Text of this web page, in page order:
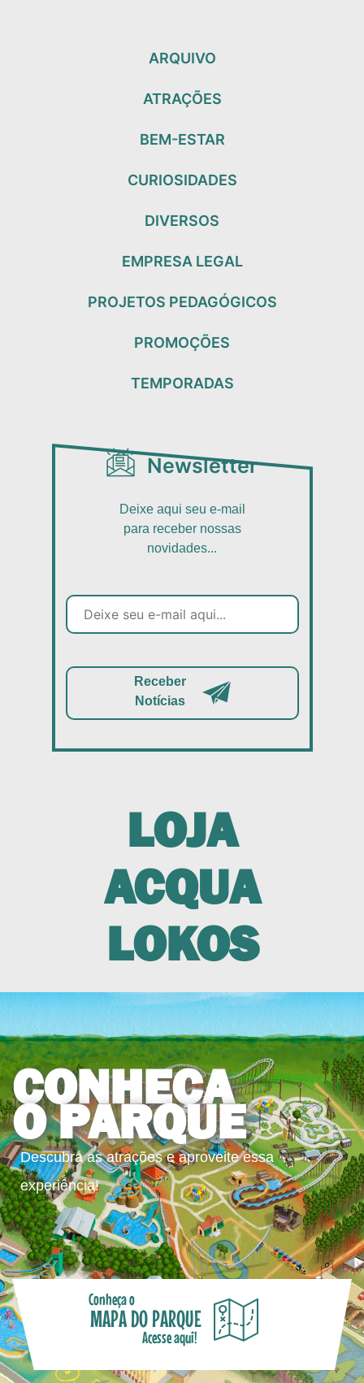
ARQUIVO
ATRAÇÕES
BEM-ESTAR
CURIOSIDADES
DIVERSOS
EMPRESA LEGAL
PROJETOS PEDAGÓGICOS
PROMOÇÕES
TEMPORADAS
Newsletter
Deixe aqui seu e-mail
para receber nossas
novidades...
Receber
Notícias
LOJA
ACQUA
LOKOS
CONHEÇA
O PARQUE
Descubra as atrações e aproveite essa
experiência!
Conheça o
MAPA DO PARQUE
Acesse aqui!